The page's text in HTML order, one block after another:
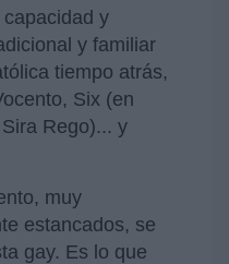
y
y familiar
tiempo atrás,
Six (en
Rego)... y
muy
estancados, se
gay. Es lo que